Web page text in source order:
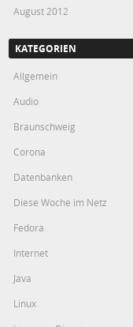
August 2012
KATEGORIEN
Allgemein
Audio
Braunschweig
Corona
Datenbanken
Diese Woche im Netz
Fedora
Internet
Java
Linux